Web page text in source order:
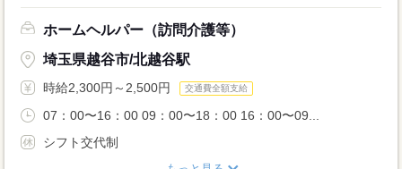
ホームヘルパー（訪問介護等）
埼玉県越谷市/北越谷駅
時給2,300円～2,500円 交通費全額支給
07：00〜16：00 09：00〜18：00 16：00〜09...
シフト交代制